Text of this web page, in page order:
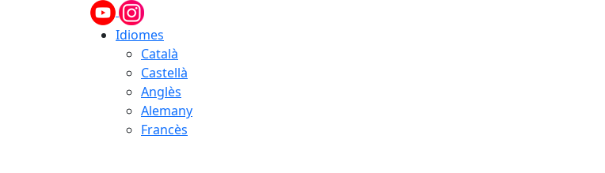
Idiomes
Català
Castellà
Anglès
Alemany
Francès